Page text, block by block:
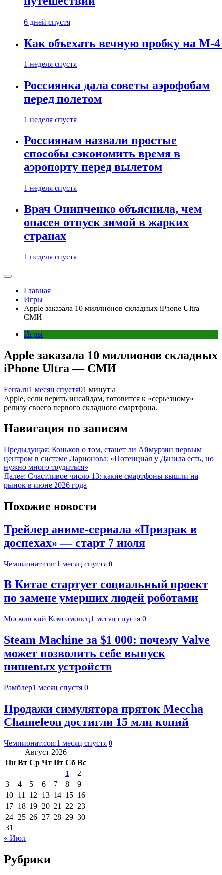
6 дней спустя
Как объехать вечную пробку на М-
1 неделя спустя
Россиянка дала советы аэрофобам
перед полетом
1 неделя спустя
Россиянам назвали простые
способы сэкономить время в
аэропорту перед вылетом
1 неделя спустя
Врач Онипченко объяснила, чем
опасен отпуск зимой в жарких
странах
1 неделя спустя
Главная
Игры
Apple заказала 10 миллионов складных iPhone Ultra —
СМИ
Игры
Apple заказала 10 миллионов складных
iPhone Ultra — СМИ
Ferra.ru1 месяц спустя01 минуты
Apple, если верить инсайдам, готовится к «серьезному»
релизу своего первого складного смартфона.
Навигация по записям
Предыдущая: Коньков о том, станет ли Аймурзин первым
центром в системе Ларионова: «Потенциал у Данила есть, но
нужно много трудиться»
Далее: Счастливое число 13: какие смартфоны вышли на
рынок в июне 2026 года
Похожие новости
Трейлер аниме-сериала «Призрак в
доспехах» — старт 7 июля
Чемпионат.com1 месяц спустя 0
В Китае стартует социальный проект
по замене умерших людей роботами
Московский Комсомолец1 месяц спустя 0
Steam Machine за $1 000: почему Valve
может позволить себе выпуск
нишевых устройств
Рамблер1 месяц спустя 0
Продажи симулятора пряток Meccha
Chameleon достигли 15 млн копий
Чемпионат.com1 месяц спустя 0
Август 2026
Пн Вт Ср Чт Пт Сб Вс
1
2
3
4 5 6 7 8
9
10 11 12 13 14 15 16
17 18 19 20 21 22 23
24 25 26 27 28 29 30
31
« Июл
Рубрики